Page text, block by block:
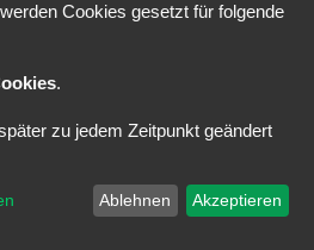
® Forum Software © phpBB Limited
|Nutzungsbedingungen
Cookies gesetzt für folgende
.
zu jedem Zeitpunkt geändert
Ablehnen Akzeptieren